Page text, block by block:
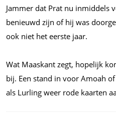
Jammer dat Prat nu inmiddels
benieuwd zijn of hij was
ook niet het eerste jaar.
Wat Maaskant zegt, hopelijk
bij. Een stand in voor Amoah
als Lurling weer rode kaarten